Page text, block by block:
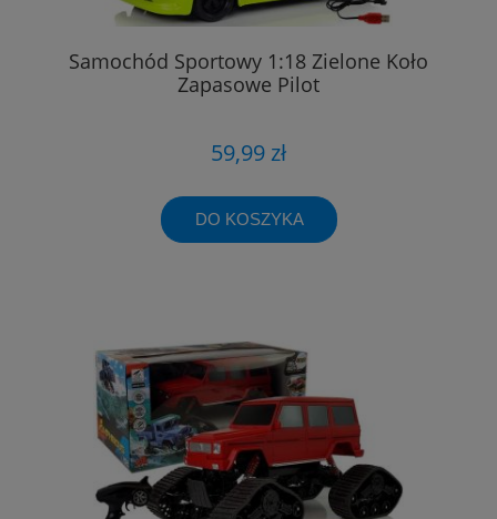
Samochód Sportowy 1:18 Zielone Koło
Zapasowe Pilot
59,99 zł
DO KOSZYKA